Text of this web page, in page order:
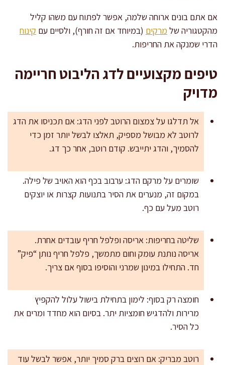
אם אתם בונים ארוחה שלמה, אפשר לפתוח עם משהו קליל
מהקטגוריה של מרקים (במיוחד אם זה חורף), ולסיים עם קינוח
הדרי שמנקה את החריפות.
טיפים מקצועיים לדג הליבוט חריימה
מדויק
אל תדלגו על צמצום הרוטב לפני הדג: אם תכניסו את הדג
לרוטב לא מבושל מספיק, תאלצו לבשל יותר זמן כדי
להסמיך, והדג יתייבש. קודם רוטב, אחר כך דג.
שומרים על מרקם הדג: ערבוב בכף הוא האויב של פילה.
במקום זה, מנערים את הסיר בתנועות קצרות או יוצקים
רוטב מעל עם כף.
שליטה בחריפות: אריסה ופלפל חריף עובדים אחרת.
אריסה נותנת עומק וחום מתמשך, פלפל חריף נותן “פיק”
חד. התחילו במינון שמרני והוסיפו בסוף אם צריך.
חומצה רק בסוף: לימון בתחילת בישול עלול להקפיץ
מרירות ולהדגיש חומציות יתר. בסיום הוא מחדד ומרים את
כל הסיר.
רוטב מבריק: אם רוצים ברק סמיך יותר, אפשר לבשל עוד